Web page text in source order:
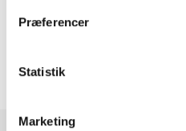
Præferencer
Statistik
Marketing